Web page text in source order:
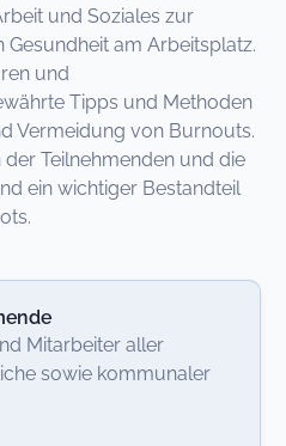
und Soziales zur
am Arbeitsplatz.
und
Tipps und Methoden
Vermeidung von Burnouts.
Teilnehmenden und die
ein wichtiger Bestandteil
Mitarbeiter aller
sowie kommunaler